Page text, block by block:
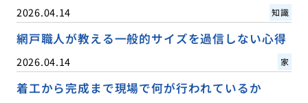
2026.04.14 知識
網戸職人が教える一般的サイズを過信しない心得
2026.04.14 家
着工から完成まで現場で何が行われているか